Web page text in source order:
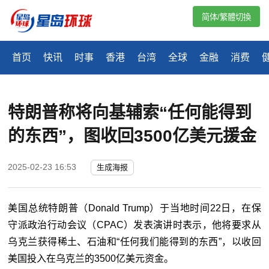
首页 快讯 时事 香港 台湾 全球 金融 消费
简体/繁體切換
特朗普称将向基辅索“任何能得到
的东西”，图收回3500亿美元援金
2025-02-23 16:53 生成海报
美国总统特朗普（Donald Trump）于当地时间22日，在保
守派政治行动会议（CPAC）发表演讲时表示，他将要求从
乌克兰获得稀土、石油和“任何我们能得到的东西”，以收回
美国投入在乌克兰的3500亿美元资金。